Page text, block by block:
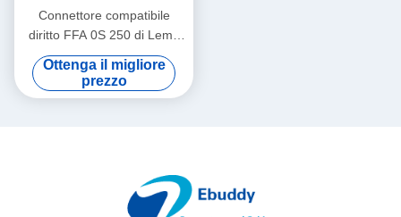
Connettore compatibile
diritto FFA 0S 250 di Lemo
del cavo coassiale di
dimensione della spina 0S
Ottenga il migliore
prezzo